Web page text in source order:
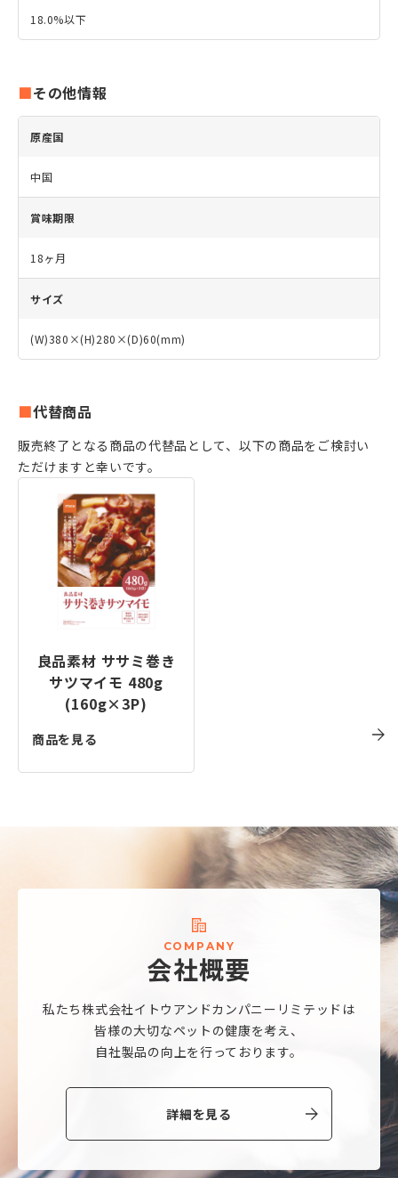
18.0%以下
その他情報
原産国
中国
賞味期限
18ヶ月
サイズ
(W)380×(H)280×(D)60(mm)
代替商品
販売終了となる商品の代替品として、以下の商品をご検討い
ただけますと幸いです。
良品素材 ササミ巻き
サツマイモ 480g
(160g×3P)
商品を見る
CO M P AN Y
会社概要
私たち株式会社イトウアンドカンパニーリミテッドは
皆様の大切なペットの健康を考え、
自社製品の向上を行っております。
詳細を見る